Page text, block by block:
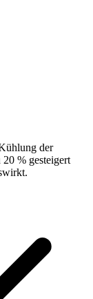
der
% gesteigert